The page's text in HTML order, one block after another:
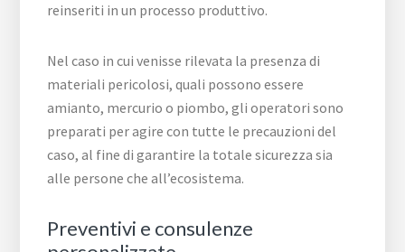
reinseriti in un processo produttivo.
Nel caso in cui venisse rilevata la presenza di
materiali pericolosi, quali possono essere
amianto, mercurio o piombo, gli operatori sono
preparati per agire con tutte le precauzioni del
caso, al fine di garantire la totale sicurezza sia
alle persone che all’ecosistema.
Preventivi e consulenze